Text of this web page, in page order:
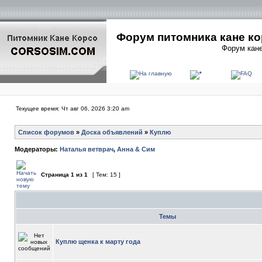
Форум питомника кане
Форум
Текущее время: Чт авг 06, 2026 3:20 am
Список форумов » Доска объявлений » Куплю
Модераторы: Наталья ветврач, Анна & Сим
Страница 1 из 1 [ Тем: 15 ]
Темы
Куплю щенка к марту года